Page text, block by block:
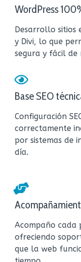
WordPress
Desarrollo sitios
y Divi, lo que
segura y fácil
Base SEO
Configuración
correctamente
por sistemas de
día.
Acompaño cada
ofreciendo
que la web